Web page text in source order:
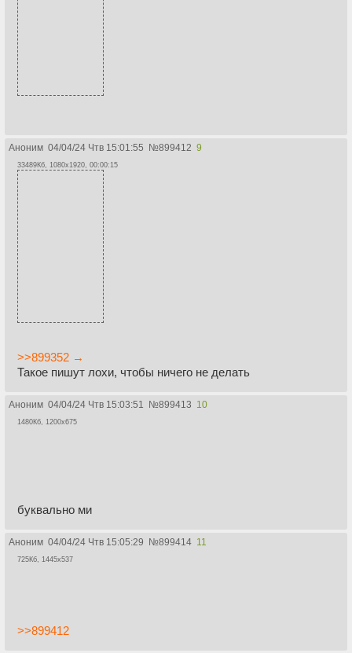
Аноним 04/04/24 Чтв 15:01:55 №899412 9
33489Кб, 1080x1920, 00:00:15
>>899352 →
Такое пишут лохи, чтобы ничего не делать
Аноним 04/04/24 Чтв 15:03:51 №899413 10
1480Кб, 1200x675
буквально ми
Аноним 04/04/24 Чтв 15:05:29 №899414 11
725Кб, 1445x537
>>899412